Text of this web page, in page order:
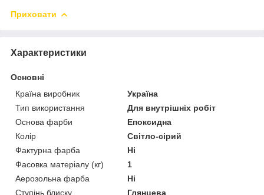
Приховати
Характеристики
Основні
Країна виробник
Україна
Тип використання
Для внутрішніх робіт
Основа фарби
Епоксидна
Колір
Світло-сірий
Фактурна фарба
Ні
Фасовка матеріалу (кг)
1
Аерозольна фарба
Ні
Ступінь блиску
Глянцева